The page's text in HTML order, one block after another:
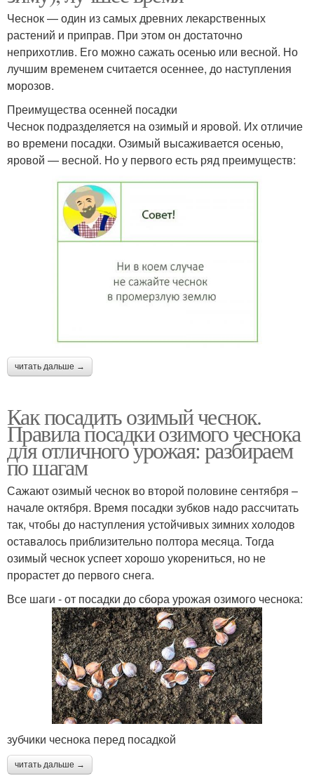
Чеснок — один из самых древних лекарственных
растений и приправ. При этом он достаточно
неприхотлив. Его можно сажать осенью или весной. Но
лучшим временем считается осеннее, до наступления
морозов.
Преимущества осенней посадки
Чеснок подразделяется на озимый и яровой. Их отличие
во времени посадки. Озимый высаживается осенью,
яровой — весной. Но у первого есть ряд преимуществ:
читать дальше →
Как посадить озимый чеснок.
Правила посадки озимого чеснока
для отличного урожая: разбираем
по шагам
Сажают озимый чеснок во второй половине сентября –
начале октября. Время посадки зубков надо рассчитать
так, чтобы до наступления устойчивых зимних холодов
оставалось приблизительно полтора месяца. Тогда
озимый чеснок успеет хорошо укорениться, но не
прорастет до первого снега.
Все шаги - от посадки до сбора урожая озимого чеснока:
зубчики чеснока перед посадкой
читать дальше →